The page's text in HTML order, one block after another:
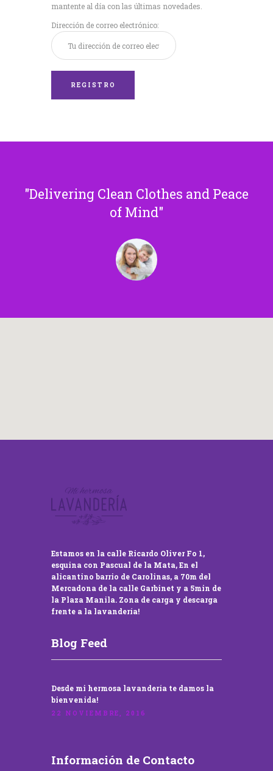
mantente al día con las últimas novedades.
Dirección de correo electrónico:
Delivering Clean Clothes and Peace
of Mind
Estamos en la calle Ricardo Oliver Fo 1,
esquina con Pascual de la Mata, En el
alicantino barrio de Carolinas, a 70m del
Mercadona de la calle Garbinet y a 5min de
la Plaza Manila. Zona de carga y descarga
frente a la lavandería!
Blog Feed
Desde mi hermosa lavandería te damos la
bienvenida!
22 NOVIEMBRE, 2016
Información de Contacto